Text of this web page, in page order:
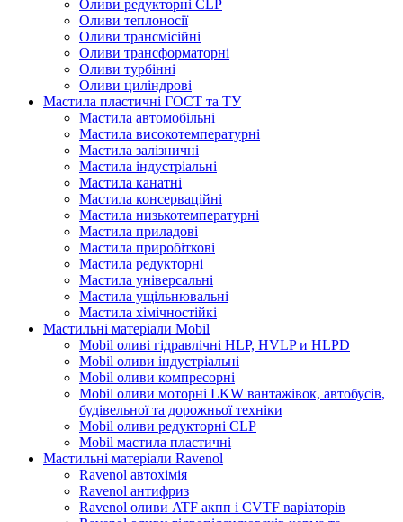
Оливи редукторні CLP
Оливи теплоносії
Оливи трансмісійні
Оливи трансформаторні
Оливи турбінні
Оливи циліндрові
Мастила пластичні ГОСТ та ТУ
Мастила автомобільні
Мастила високотемпературні
Мастила залізничні
Мастила індустріальні
Мастила канатні
Мастила консерваційні
Мастила низькотемпературні
Мастила приладові
Мастила приробіткові
Мастила редукторні
Мастила універсальні
Мастила ущільнювальні
Мастила хімічностійкі
Мастильні матеріали Mobil
Mobil оливі гідравлічні HLP, HVLP и HLPD
Mobil оливи індустріальні
Mobil оливи компресорні
Mobil оливи моторні LKW вантажівок, автобусів,
будівельної та дорожньої техніки
Mobil оливи редукторні CLP
Mobil мастила пластичні
Мастильні матеріали Ravenol
Ravenol автохімія
Ravenol антифриз
Ravenol оливи ATF акпп і CVTF варіаторів